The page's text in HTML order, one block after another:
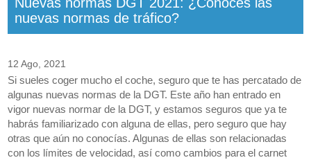
nuevas normas de tráfico?
12 Ago, 2021
Si sueles coger mucho el coche, seguro que te has percatado de
algunas nuevas normas de la DGT. Este año han entrado en
vigor nuevas normar de la DGT, y estamos seguros que ya te
habrás familiarizado con alguna de ellas, pero seguro que hay
otras que aún no conocías. Algunas de ellas son relacionadas
con los límites de velocidad, así como cambios para el carnet